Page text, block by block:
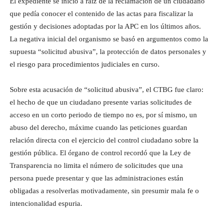
que pedía conocer el contenido de las actas para fiscalizar la
gestión y decisiones adoptadas por la APC en los últimos años.
La negativa inicial del organismo se basó en argumentos como la
supuesta “solicitud abusiva”, la protección de datos personales y
el riesgo para procedimientos judiciales en curso.
Sobre esta acusación de “solicitud abusiva”, el CTBG fue claro:
el hecho de que un ciudadano presente varias solicitudes de
acceso en un corto periodo de tiempo no es, por sí mismo, un
abuso del derecho, máxime cuando las peticiones guardan
relación directa con el ejercicio del control ciudadano sobre la
gestión pública. El órgano de control recordó que la Ley de
Transparencia no limita el número de solicitudes que una
persona puede presentar y que las administraciones están
obligadas a resolverlas motivadamente, sin presumir mala fe o
intencionalidad espuria.